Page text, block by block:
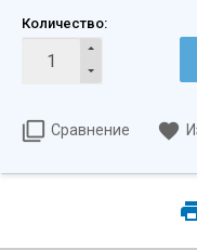
Количество:
Сравнение